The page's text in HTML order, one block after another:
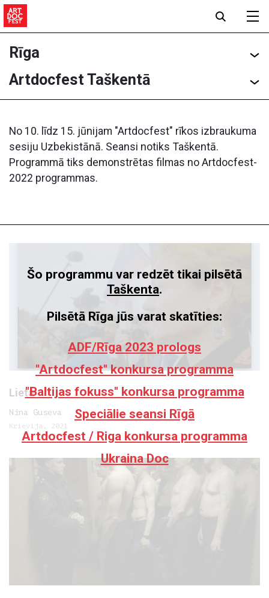
Rīga
Artdocfest Taškentā
No 10. līdz 15. jūnijam "Artdocfest" rīkos izbraukuma
sesiju Uzbekistānā. Seansi notiks Taškentā.
Programmā tiks demonstrētas filmas no Artdocfest-
2022 programmas.
Lieta
Nina Guseva
Krievija, 2021
Šo programmu var redzēt tikai pilsētā
Taškenta.
Pilsētā Rīga jūs varat skatīties:
ADF/Rīga 2023 prologs
"Artdocfest" konkursa programma
"Baltijas fokuss" konkursa programma
Speciālie seansi Rīgā
Artdocfest / Riga konkursa programma
Ukraina Doc